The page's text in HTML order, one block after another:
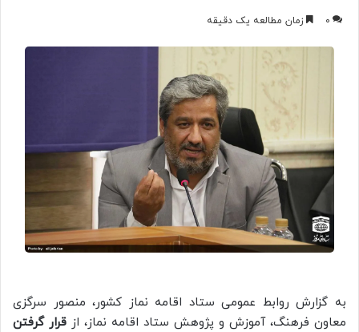
0 زمان مطالعه یک دقیقه
به گزارش روابط عمومی ستاد اقامه نماز کشور، منصور سرگزی
معاون فرهنگ، آموزش و پژوهش ستاد اقامه نماز، از قرار گرفتن